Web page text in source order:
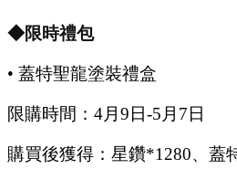
◆限時禮包
• 蓋特聖龍塗裝禮盒
限購時間： 4月 9 日-5月 7 日
購買後獲得：星鑽*1280、蓋